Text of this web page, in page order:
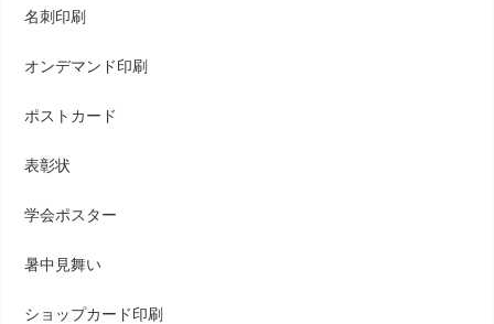
名刺印刷
オンデマンド印刷
ポストカード
表彰状
学会ポスター
暑中見舞い
ショップカード印刷